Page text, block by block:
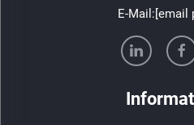
E-Mail:[email